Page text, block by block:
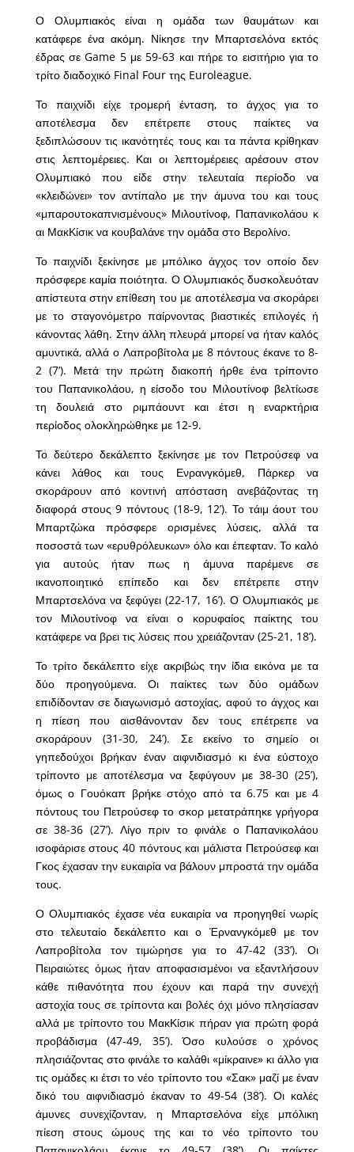
Ο Ολυμπιακός είναι η ομάδα των θαυμάτων και
κατάφερε ένα ακόμη. Νίκησε την Μπαρτσελόνα εκτός
έδρας σε Game 5 με 59-63 και πήρε το εισιτήριο για το
τρίτο διαδοχικό Final Four της Euroleague.
Το παιχνίδι είχε τρομερή ένταση, το άγχος για το
αποτέλεσμα δεν επέτρεπε στους παίκτες να
ξεδιπλώσουν τις ικανότητές τους και τα πάντα κρίθηκαν
στις λεπτομέρειες. Και οι λεπτομέρειες αρέσουν στον
Ολυμπιακό που είδε στην τελευταία περίοδο να
«κλειδώνει» τον αντίπαλο με την άμυνα του και τους
«μπαρουτοκαπνισμένους» Μιλουτίνοφ, Παπανικολάου κ
αι ΜακΚίσικ να κουβαλάνε την ομάδα στο Βερολίνο.
Το παιχνίδι ξεκίνησε με μπόλικο άγχος τον οποίο δεν
πρόσφερε καμία ποιότητα. Ο Ολυμπιακός δυσκολευόταν
απίστευτα στην επίθεση του με αποτέλεσμα να σκοράρει
με το σταγονόμετρο παίρνοντας βιαστικές επιλογές ή
κάνοντας λάθη. Στην άλλη πλευρά μπορεί να ήταν καλός
αμυντικά, αλλά ο Λαπροβίτολα με 8 πόντους έκανε το 8-
2 (7’). Μετά την πρώτη διακοπή ήρθε ένα τρίποντο
του Παπανικολάου, η είσοδο του Μιλουτίνοφ βελτίωσε
τη δουλειά στο ριμπάουντ και έτσι η εναρκτήρια
περίοδος ολοκληρώθηκε με 12-9.
Το δεύτερο δεκάλεπτο ξεκίνησε με τον Πετρούσεφ να
κάνει λάθος και τους Ενρανγκόμεθ, Πάρκερ να
σκοράρουν από κοντινή απόσταση ανεβάζοντας τη
διαφορά στους 9 πόντους (18-9, 12’). Το τάιμ άουτ του
Μπαρτζώκα πρόσφερε ορισμένες λύσεις, αλλά τα
ποσοστά των «ερυθρόλευκων» όλο και έπεφταν. Το καλό
για αυτούς ήταν πως η άμυνα παρέμενε σε
ικανοποιητικό επίπεδο και δεν επέτρεπε στην
Μπαρτσελόνα να ξεφύγει (22-17, 16’). Ο Ολυμπιακός με
τον Μιλουτίνοφ να είναι ο κορυφαίος παίκτης του
κατάφερε να βρει τις λύσεις που χρειάζονταν (25-21, 18’).
Το τρίτο δεκάλεπτο είχε ακριβώς την ίδια εικόνα με τα
δύο προηγούμενα. Οι παίκτες των δύο ομάδων
επιδίδονταν σε διαγωνισμό αστοχίας, αφού το άγχος και
η πίεση που αισθάνονταν δεν τους επέτρεπε να
σκοράρουν (31-30, 24’). Σε εκείνο το σημείο οι
γηπεδούχοι βρήκαν έναν αιφνιδιασμό κι ένα εύστοχο
τρίποντο με αποτέλεσμα να ξεφύγουν με 38-30 (25’),
όμως ο Γουόκαπ βρήκε στόχο από τα 6.75 και με 4
πόντους του Πετρούσεφ το σκορ μετατράπηκε γρήγορα
σε 38-36 (27’). Λίγο πριν το φινάλε ο Παπανικολάου
ισοφάρισε στους 40 πόντους και μάλιστα Πετρούσεφ και
Γκος έχασαν την ευκαιρία να βάλουν μπροστά την ομάδα
τους.
Ο Ολυμπιακός έχασε νέα ευκαιρία να προηγηθεί νωρίς
στο τελευταίο δεκάλεπτο και ο Έρνανγκόμεθ με τον
Λαπροβίτολα τον τιμώρησε για το 47-42 (33’). Οι
Πειραιώτες όμως ήταν αποφασισμένοι να εξαντλήσουν
κάθε πιθανότητα που έχουν και παρά την συνεχή
αστοχία τους σε τρίποντα και βολές όχι μόνο πλησίασαν
αλλά με τρίποντο του ΜακΚίσικ πήραν για πρώτη φορά
προβάδισμα (47-49, 35’). Όσο κυλούσε ο χρόνος
πλησιάζοντας στο φινάλε το καλάθι «μίκραινε» κι άλλο για
τις ομάδες κι έτσι το νέο τρίποντο του «Σακ» μαζί με έναν
δικό του αιφνιδιασμό έκαναν το 49-54 (38’). Οι καλές
άμυνες συνεχίζονταν, η Μπαρτσελόνα είχε μπόλικη
πίεση στους ώμους της και το νέο τρίποντο του